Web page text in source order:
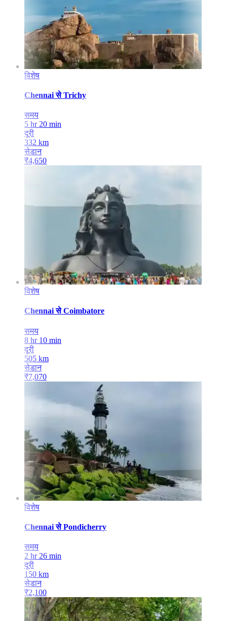
विशेष
Chennai से Trichy
समय
5 hr 20 min
दूरी
332 km
सेडान
₹4,650
विशेष
Chennai से Coimbatore
समय
8 hr 10 min
दूरी
505 km
सेडान
₹7,070
विशेष
Chennai से Pondicherry
समय
2 hr 26 min
दूरी
150 km
सेडान
₹2,100